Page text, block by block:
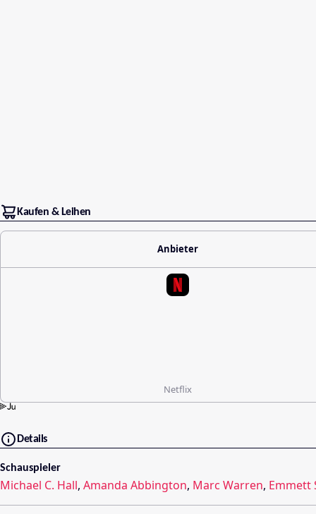
Kaufen & Leihen
Anbieter
Netflix
Details
Schauspieler
Michael C. Hall, Amanda Abbington, Marc Warren, Emmett